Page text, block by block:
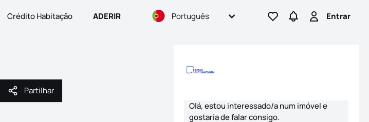
Crédito Habitação ADERIR Português Ir para os favoritos
Ir para pesquisas
Entrar
Entrar
Partilhar
Partilhar